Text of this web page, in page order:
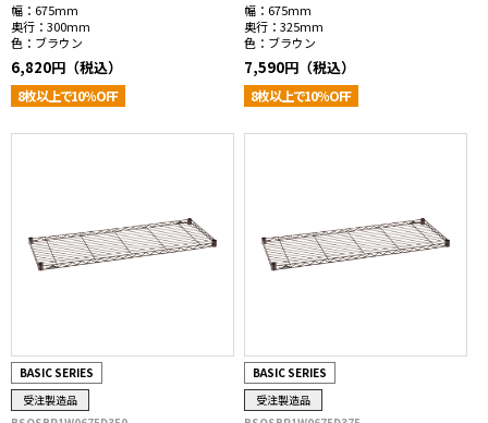
幅： 675mm
奥行： 300mm
色： ブラウン
6,820円（税込）
8枚以上で10％OFF
幅： 675mm
奥行： 325mm
色： ブラウン
7,590円（税込）
8枚以上で10％OFF
BASIC SERIES
受注製造品
BASIC SERIES
受注製造品